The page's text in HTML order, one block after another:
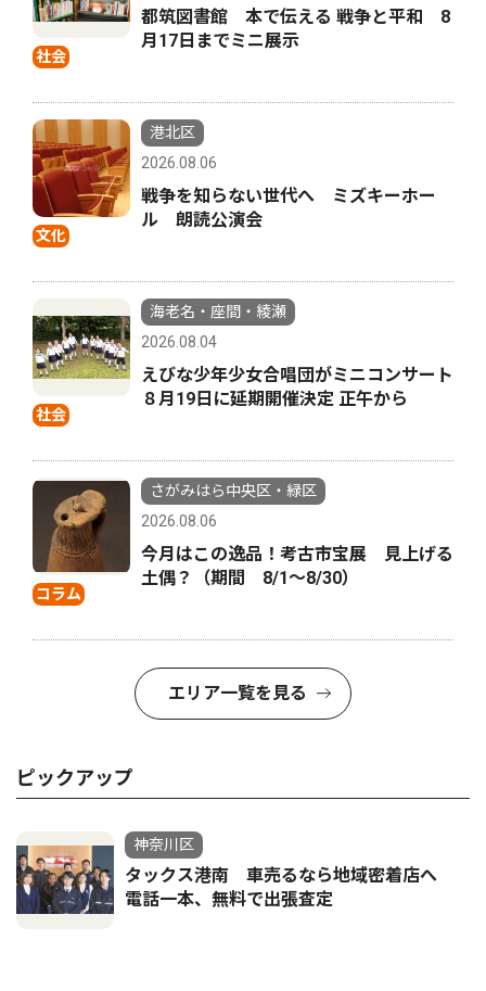
社会
都筑図書館 本で伝える 戦争と平和 8
月17日までミニ展示
文化
港北区
2026.08.06
戦争を知らない世代へ ミズキーホー
ル 朗読公演会
社会
海老名・座間・綾瀬
2026.08.04
えびな少年少女合唱団がミニコンサート
８月19日に延期開催決定 正午から
コラム
さがみはら中央区・緑区
2026.08.06
今月はこの逸品！考古市宝展 見上げる
土偶？（期間 8/1〜8/30）
エリア一覧を見る
ピックアップ
神奈川区
タックス港南 車売るなら地域密着店へ
電話一本、無料で出張査定